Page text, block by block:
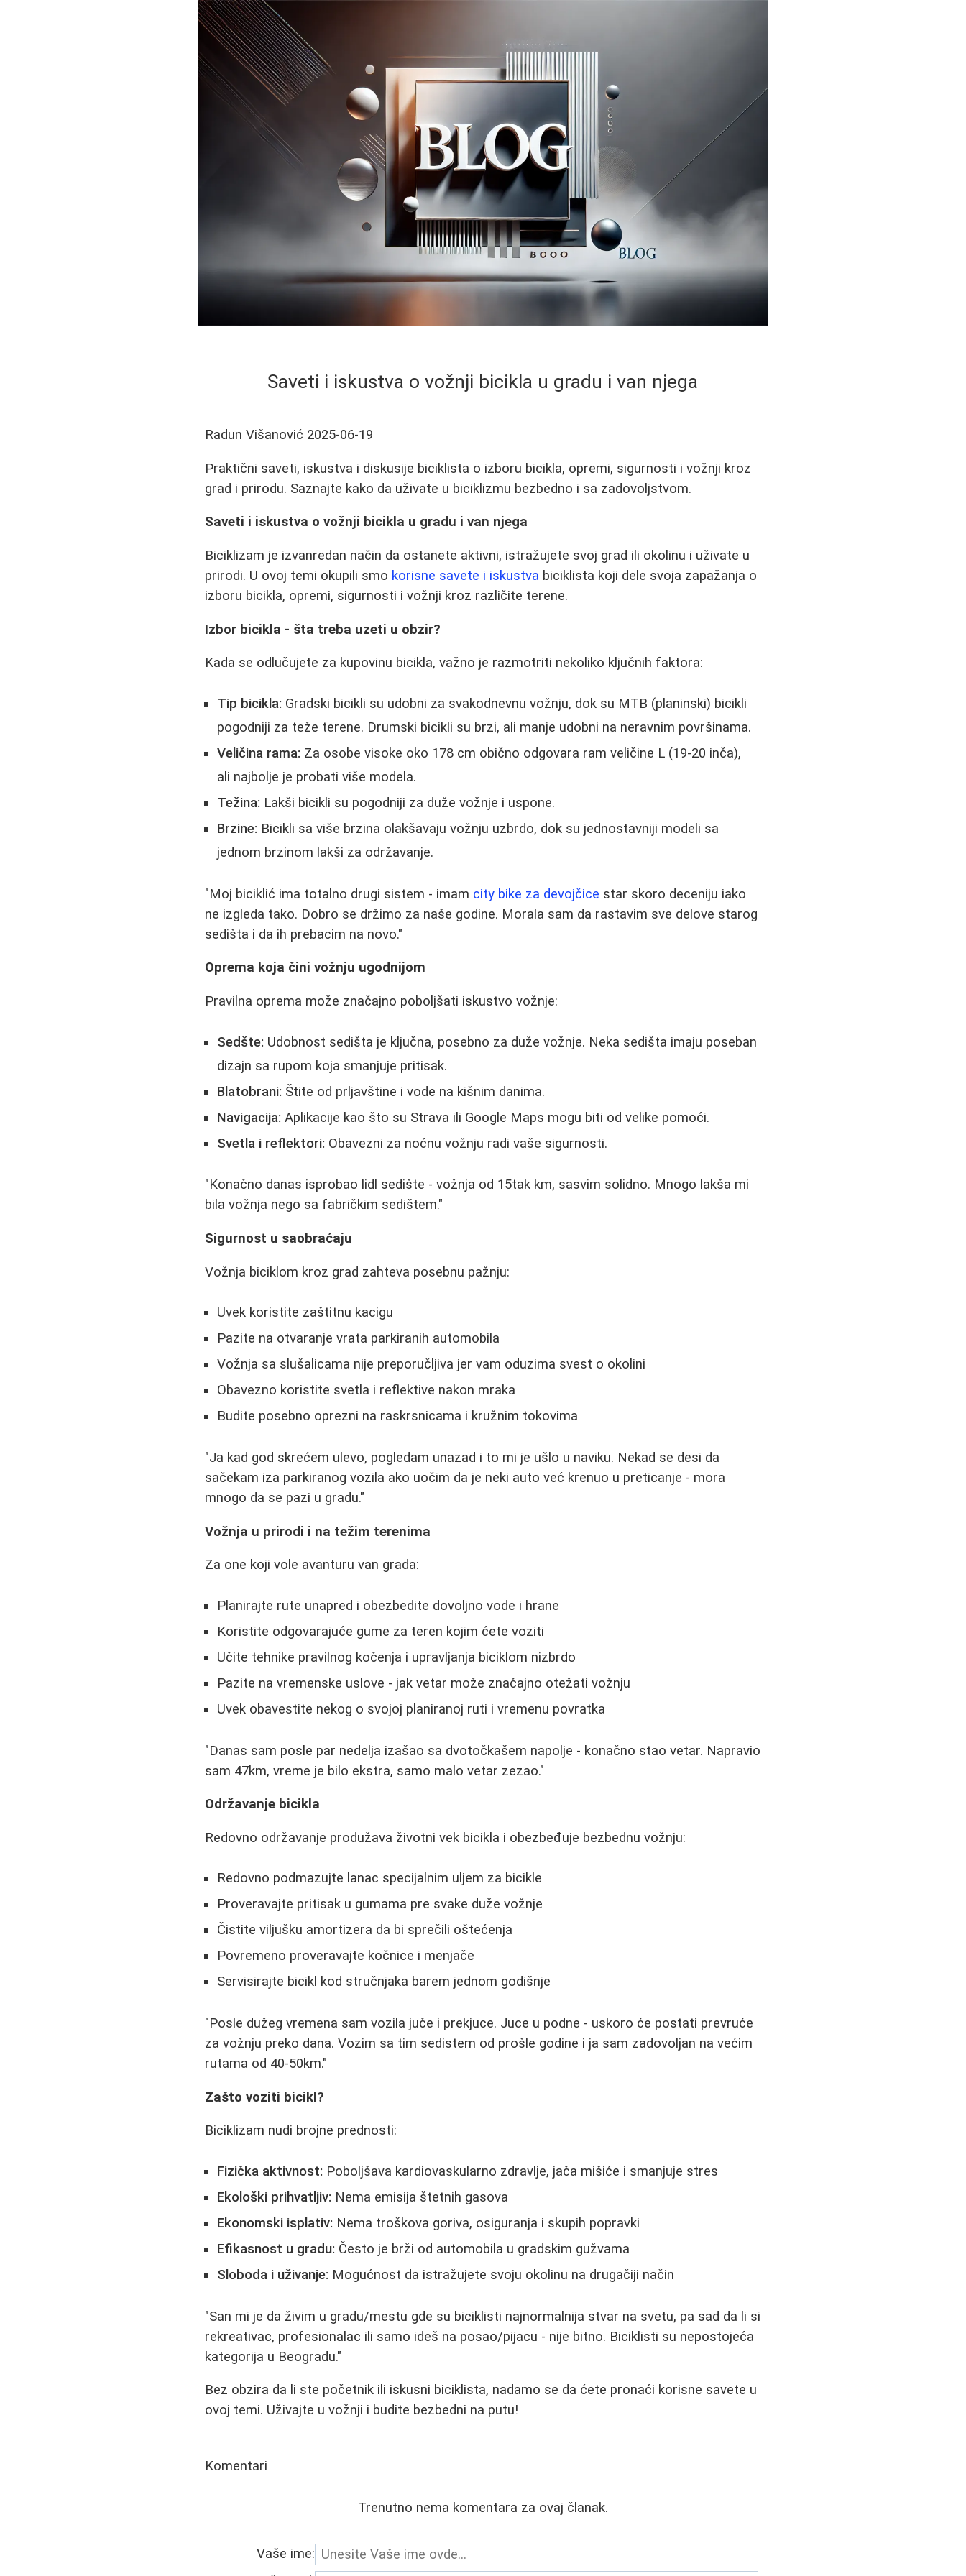
Saveti i iskustva o vožnji bicikla u gradu i van njega
Radun Višanović 2025-06-19
Praktični saveti, iskustva i diskusije biciklista o izboru bicikla, opremi, sigurnosti i vožnji kroz
grad i prirodu. Saznajte kako da uživate u biciklizmu bezbedno i sa zadovoljstvom.
Saveti i iskustva o vožnji bicikla u gradu i van njega
Biciklizam je izvanredan način da ostanete aktivni, istražujete svoj grad ili okolinu i uživate u
prirodi. U ovoj temi okupili smo korisne savete i iskustva biciklista koji dele svoja zapažanja o
izboru bicikla, opremi, sigurnosti i vožnji kroz različite terene.
Izbor bicikla - šta treba uzeti u obzir?
Kada se odlučujete za kupovinu bicikla, važno je razmotriti nekoliko ključnih faktora:
Tip bicikla: Gradski bicikli su udobni za svakodnevnu vožnju, dok su MTB (planinski) bicikli
pogodniji za teže terene. Drumski bicikli su brzi, ali manje udobni na neravnim površinama.
Veličina rama: Za osobe visoke oko 178 cm obično odgovara ram veličine L (19-20 inča),
ali najbolje je probati više modela.
Težina: Lakši bicikli su pogodniji za duže vožnje i uspone.
Brzine: Bicikli sa više brzina olakšavaju vožnju uzbrdo, dok su jednostavniji modeli sa
jednom brzinom lakši za održavanje.
"Moj biciklić ima totalno drugi sistem - imam city bike za devojčice star skoro deceniju iako
ne izgleda tako. Dobro se držimo za naše godine. Morala sam da rastavim sve delove starog
sedišta i da ih prebacim na novo."
Oprema koja čini vožnju ugodnijom
Pravilna oprema može značajno poboljšati iskustvo vožnje:
Sedšte: Udobnost sedišta je ključna, posebno za duže vožnje. Neka sedišta imaju poseban
dizajn sa rupom koja smanjuje pritisak.
Blatobrani: Štite od prljavštine i vode na kišnim danima.
Navigacija: Aplikacije kao što su Strava ili Google Maps mogu biti od velike pomoći.
Svetla i reflektori: Obavezni za noćnu vožnju radi vaše sigurnosti.
"Konačno danas isprobao lidl sedište - vožnja od 15tak km, sasvim solidno. Mnogo lakša mi
bila vožnja nego sa fabričkim sedištem."
Sigurnost u saobraćaju
Vožnja biciklom kroz grad zahteva posebnu pažnju:
Uvek koristite zaštitnu kacigu
Pazite na otvaranje vrata parkiranih automobila
Vožnja sa slušalicama nije preporučljiva jer vam oduzima svest o okolini
Obavezno koristite svetla i reflektive nakon mraka
Budite posebno oprezni na raskrsnicama i kružnim tokovima
"Ja kad god skrećem ulevo, pogledam unazad i to mi je ušlo u naviku. Nekad se desi da
sačekam iza parkiranog vozila ako uočim da je neki auto već krenuo u preticanje - mora
mnogo da se pazi u gradu."
Vožnja u prirodi i na težim terenima
Za one koji vole avanturu van grada:
Planirajte rute unapred i obezbedite dovoljno vode i hrane
Koristite odgovarajuće gume za teren kojim ćete voziti
Učite tehnike pravilnog kočenja i upravljanja biciklom nizbrdo
Pazite na vremenske uslove - jak vetar može značajno otežati vožnju
Uvek obavestite nekog o svojoj planiranoj ruti i vremenu povratka
"Danas sam posle par nedelja izašao sa dvotočkašem napolje - konačno stao vetar. Napravio
sam 47km, vreme je bilo ekstra, samo malo vetar zezao."
Održavanje bicikla
Redovno održavanje produžava životni vek bicikla i obezbeđuje bezbednu vožnju:
Redovno podmazujte lanac specijalnim uljem za bicikle
Proveravajte pritisak u gumama pre svake duže vožnje
Čistite viljušku amortizera da bi sprečili oštećenja
Povremeno proveravajte kočnice i menjače
Servisirajte bicikl kod stručnjaka barem jednom godišnje
"Posle dužeg vremena sam vozila juče i prekjuce. Juce u podne - uskoro će postati prevruće
za vožnju preko dana. Vozim sa tim sedistem od prošle godine i ja sam zadovoljan na većim
rutama od 40-50km."
Zašto voziti bicikl?
Biciklizam nudi brojne prednosti:
Fizička aktivnost: Poboljšava kardiovaskularno zdravlje, jača mišiće i smanjuje stres
Ekološki prihvatljiv: Nema emisija štetnih gasova
Ekonomski isplativ: Nema troškova goriva, osiguranja i skupih popravki
Efikasnost u gradu: Često je brži od automobila u gradskim gužvama
Sloboda i uživanje: Mogućnost da istražujete svoju okolinu na drugačiji način
"San mi je da živim u gradu/mestu gde su biciklisti najnormalnija stvar na svetu, pa sad da li si
rekreativac, profesionalac ili samo ideš na posao/pijacu - nije bitno. Biciklisti su nepostojeća
kategorija u Beogradu."
Bez obzira da li ste početnik ili iskusni biciklista, nadamo se da ćete pronaći korisne savete u
ovoj temi. Uživajte u vožnji i budite bezbedni na putu!
Komentari
Trenutno nema komentara za ovaj članak.
Vaše ime: